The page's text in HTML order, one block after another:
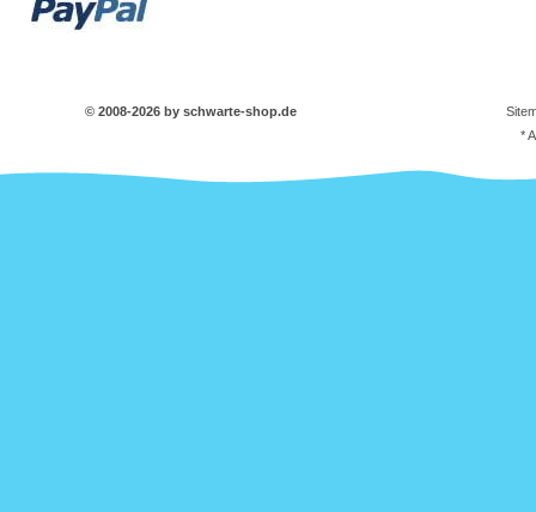
© 2008-2026 by schwarte-shop.de
*